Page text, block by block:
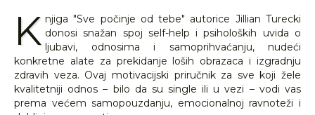
K njiga "Sve počinje od tebe" autorice Jillian Turecki
donosi snažan spoj self-help i psiholoških uvida o
ljubavi, odnosima i samoprihvaćanju, nudeći
konkretne alate za prekidanje loših obrazaca i izgradnju
zdravih veza. Ovaj motivacijski priručnik za sve koji žele
kvalitetniji odnos – bilo da su single ili u vezi – vodi vas
prema većem samopouzdanju, emocionalnoj ravnoteži i